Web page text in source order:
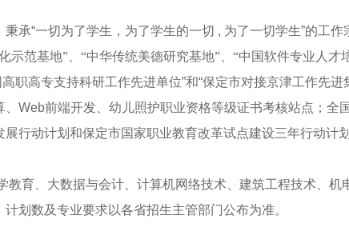
秉承“一切为了学生，为了学生的一切 , 为了一切学生”的工作
示范基地”、“中华传统美德研究基地”、“中国软件专业人
职高专支持科研工作先进单位”和“保定市对接京津工作先进
Web前端开发、幼儿照护职业资格等级证书考核站点；全
行动计划和保定市国家职业教育改革试点建设三年行动计
教育、大数据与会计、计算机网络技术、建筑工程技术、机
划数及专业要求以各省招生主管部门公布为准。